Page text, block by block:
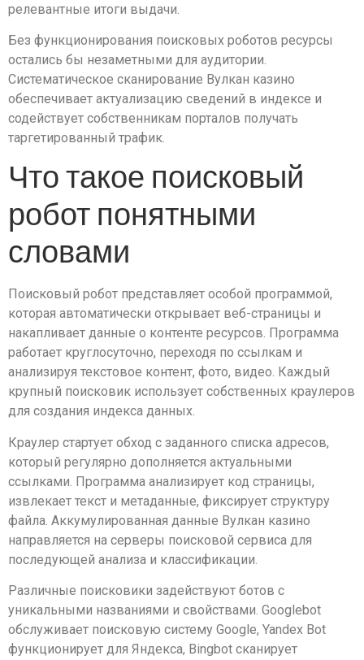
релевантные итоги выдачи.
Без функционирования поисковых роботов ресурсы
остались бы незаметными для аудитории.
Систематическое сканирование Вулкан казино
обеспечивает актуализацию сведений в индексе и
содействует собственникам порталов получать
таргетированный трафик.
Что такое поисковый
робот понятными
словами
Поисковый робот представляет особой программой,
которая автоматически открывает веб-страницы и
накапливает данные о контенте ресурсов. Программа
работает круглосуточно, переходя по ссылкам и
анализируя текстовое контент, фото, видео. Каждый
крупный поисковик использует собственных краулеров
для создания индекса данных.
Краулер стартует обход с заданного списка адресов,
который регулярно дополняется актуальными
ссылками. Программа анализирует код страницы,
извлекает текст и метаданные, фиксирует структуру
файла. Аккумулированная данные Вулкан казино
направляется на серверы поисковой сервиса для
последующей анализа и классификации.
Различные поисковики задействуют ботов с
уникальными названиями и свойствами. Googlebot
обслуживает поисковую систему Google, Yandex Bot
функционирует для Яндекса, Bingbot сканирует